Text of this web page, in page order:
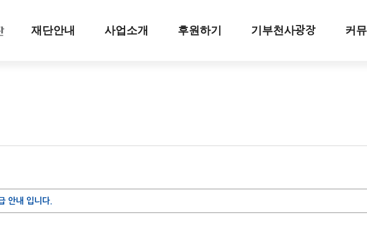
재단안내 사업소개 후원하기 기부천사광장 커
안내 입니다.